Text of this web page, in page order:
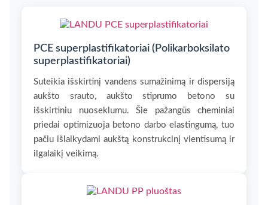
PCE superplastifikatoriai (Polikarboksilato
superplastifikatoriai)
Suteikia išskirtinį vandens sumažinimą ir dispersiją
aukšto srauto, aukšto stiprumo betono su
išskirtiniu nuoseklumu. Šie pažangūs cheminiai
priedai optimizuoja betono darbo elastingumą, tuo
pačiu išlaikydami aukštą konstrukcinį vientisumą ir
ilgalaikį veikimą.